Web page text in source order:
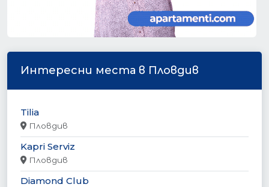
Интересни места в Пловдив
Tilia
Пловдив
Kapri Serviz
Пловдив
Diamond Club